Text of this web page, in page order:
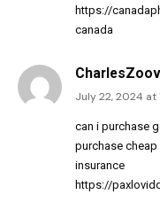
https://
canada
July 22, 2024 at
can i purchase
purchase cheap
insurance
https://